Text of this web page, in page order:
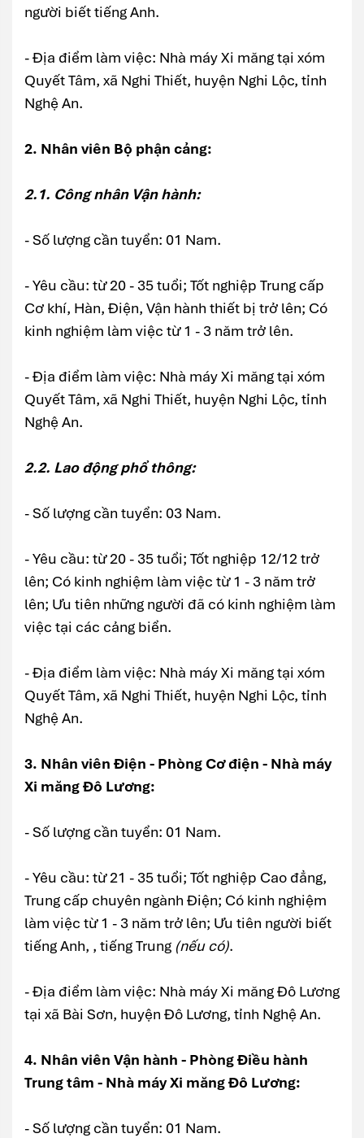
người biết tiếng Anh.
- Địa điểm làm việc: Nhà máy Xi măng tại xóm
Quyết Tâm, xã Nghi Thiết, huyện Nghi Lộc, tỉnh
Nghệ An.
2. Nhân viên Bộ phận cảng:
2.1. Công nhân Vận hành:
- Số lượng cần tuyển: 01 Nam.
- Yêu cầu: từ 20 - 35 tuổi; Tốt nghiệp Trung cấp
Cơ khí, Hàn, Điện, Vận hành thiết bị trở lên; Có
kinh nghiệm làm việc từ 1 - 3 năm trở lên.
- Địa điểm làm việc: Nhà máy Xi măng tại xóm
Quyết Tâm, xã Nghi Thiết, huyện Nghi Lộc, tỉnh
Nghệ An.
2.2. Lao động phổ thông:
- Số lượng cần tuyển: 03 Nam.
- Yêu cầu: từ 20 - 35 tuổi; Tốt nghiệp 12/12 trở
lên; Có kinh nghiệm làm việc từ 1 - 3 năm trở
lên; Ưu tiên những người đã có kinh nghiệm làm
việc tại các cảng biển.
- Địa điểm làm việc: Nhà máy Xi măng tại xóm
Quyết Tâm, xã Nghi Thiết, huyện Nghi Lộc, tỉnh
Nghệ An.
3. Nhân viên Điện - Phòng Cơ điện - Nhà máy
Xi măng Đô Lương:
- Số lượng cần tuyển: 01 Nam.
- Yêu cầu: từ 21 - 35 tuổi; Tốt nghiệp Cao đẳng,
Trung cấp chuyên ngành Điện; Có kinh nghiệm
làm việc từ 1 - 3 năm trở lên; Ưu tiên người biết
tiếng Anh, , tiếng Trung (nếu có).
- Địa điểm làm việc: Nhà máy Xi măng Đô Lương
tại xã Bài Sơn, huyện Đô Lương, tỉnh Nghệ An.
4. Nhân viên Vận hành - Phòng Điều hành
Trung tâm - Nhà máy Xi măng Đô Lương:
- Số lượng cần tuyển: 01 Nam.